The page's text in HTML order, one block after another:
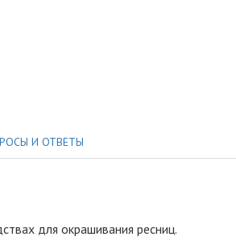
И ОТВЕТЫ
для окрашивания ресниц.